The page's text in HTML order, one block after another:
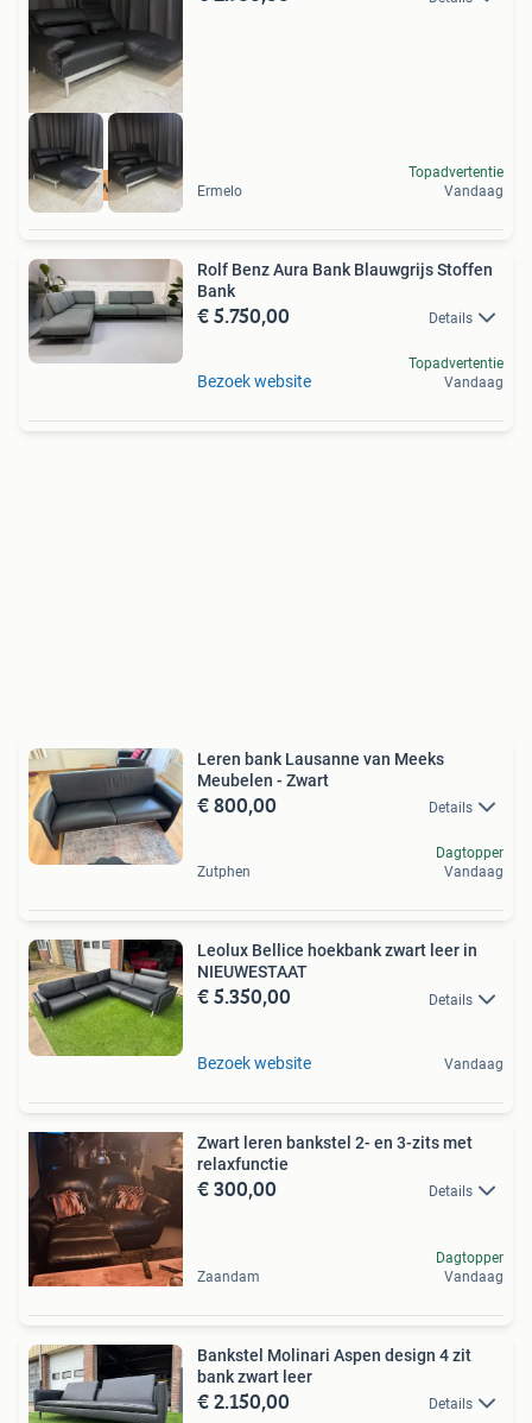
Nieuw Leer Ermelo
Topadvertentie
Vandaag
Rolf Benz Aura Bank Blauwgrijs Stoffen
Bank
€ 5.750,00 Details
Bezoek website
Topadvertentie
Vandaag
Leren bank Lausanne van Meeks
Meubelen - Zwart
€ 800,00 Details
Zutphen
Dagtopper
Vandaag
Leolux Bellice hoekbank zwart leer in
NIEUWESTAAT
€ 5.350,00 Details
Bezoek website Vandaag
Zwart leren bankstel 2- en 3-zits met
relaxfunctie
€ 300,00 Details
Zaandam
Dagtopper
Vandaag
Bankstel Molinari Aspen design 4 zit
bank zwart leer
€ 2.150,00 Details